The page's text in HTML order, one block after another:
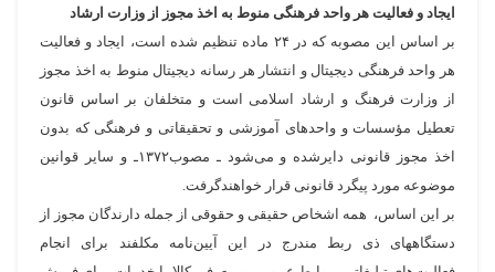
ایجاد و فعالیت هر واحد فرهنگی منوط به اخذ مجوز از وزارت ارشاد
بر اساس این مصوبه که در ۲۴ ماده تنظیم شده است، ایجاد و فعالیت
هر واحد فرهنگی دیجیتال و انتشار هر رسانه دیجیتال منوط به اخذ مجوز
از وزارت فرهنگ و ارشاد اسلامی است و متخلفان بر اساس قانون
تعطیل مؤسسات و واحدهای آموزشی و تحقیقاتی و فرهنگی که بدون
اخذ مجوز قانونی دایرشده و می‌شود ـ مصوب۱۳۷۲ـ و سایر قوانین
موضوعه مورد پیگرد قانونی قرار خواهندگرفت.
بر این اساس، همه اشخاص حقیقی و حقوقی از جمله دارندگان مجوز از
دستگاههای ذی ربط مندرج در این آیین‌نامه مکلفند برای انجام